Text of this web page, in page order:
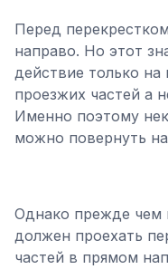
Перед
направо. Но этот
действие только на
проезжих частей а
Именно поэтому
можно повернуть
Однако прежде чем
должен проехать
частей в прямом